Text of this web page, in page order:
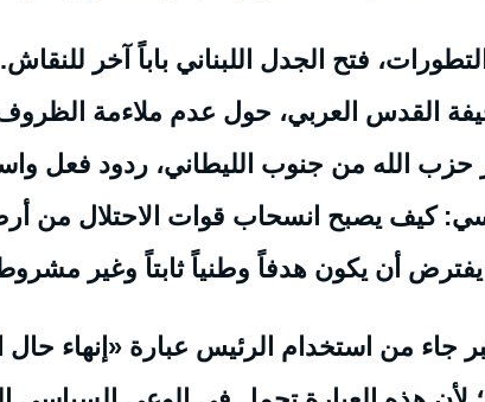
فتح الجدل اللبناني باباً آخر
القدس العربي، حول عدم ملاءمة
حزب الله من جنوب الليطاني، ردود فعل
كيف يصبح انسحاب قوات الاحتلال من أرض
يفترض أن يكون هدفاً وطنياً ثابتاً وغير
جاء من استخدام الرئيس عبارة «إنهاء